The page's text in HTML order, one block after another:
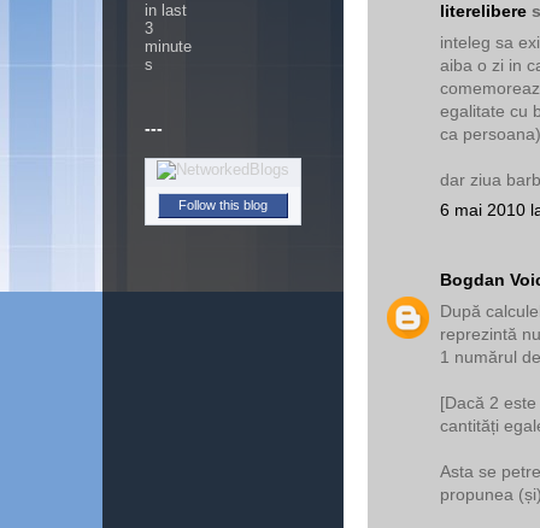
literelibere
inteleg sa
aiba o zi in
egalitate cu
ca
dar ziua
6 mai 2010
Bogdan
După
reprezintă
1 numărul
[Dacă 2
cantități
Asta se
propunea
---
Follow this blog